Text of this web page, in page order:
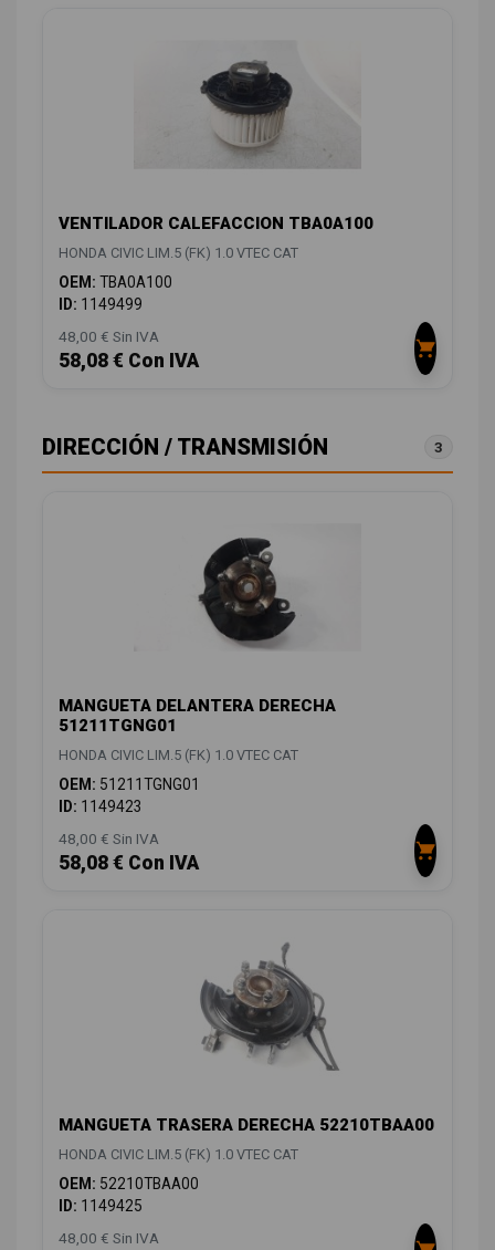
VENTILADOR CALEFACCION TBA0A100
HONDA CIVIC LIM.5 (FK) 1.0 VTEC CAT
OEM: TBA0A100
ID: 1149499
48,00 € Sin IVA
58,08 € Con IVA
DIRECCIÓN / TRANSMISIÓN 3
MANGUETA DELANTERA DERECHA
51211TGNG01
HONDA CIVIC LIM.5 (FK) 1.0 VTEC CAT
OEM: 51211TGNG01
ID: 1149423
48,00 € Sin IVA
58,08 € Con IVA
MANGUETA TRASERA DERECHA 52210TBAA00
HONDA CIVIC LIM.5 (FK) 1.0 VTEC CAT
OEM: 52210TBAA00
ID: 1149425
48,00 € Sin IVA